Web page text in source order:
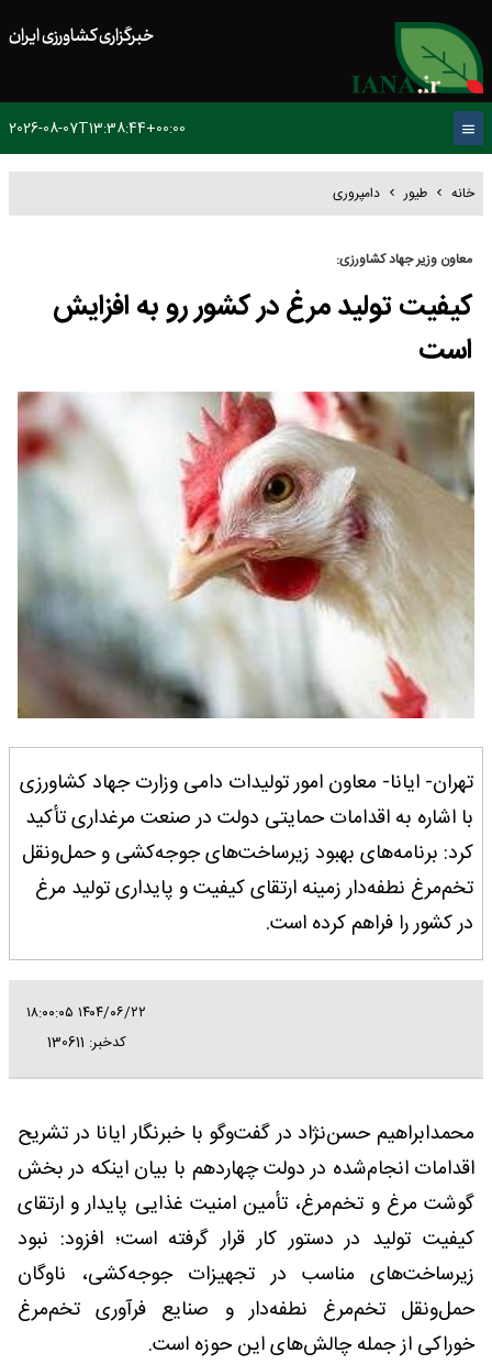
خبرگزاری کشاورزی ایران
2026-08-07T13:38:44+00:00
خانه طیور دامپروری
معاون وزیر جهاد کشاورزی:
کیفیت تولید مرغ در کشور رو به افزایش
است
تهران- ایانا- معاون امور تولیدات دامی وزارت جهاد کشاورزی
با اشاره به اقدامات حمایتی دولت در صنعت مرغداری تأکید
کرد: برنامه‌های بهبود زیرساخت‌های جوجه‌کشی و حمل‌ونقل
تخم‌مرغ نطفه‌دار زمینه ارتقای کیفیت و پایداری تولید مرغ
در کشور را فراهم کرده است.
۱۴۰۴/۰۶/۲۲ ۱۸:۰۰:۰۵
کدخبر: 130611
محمدابراهیم حسن‌نژاد در گفت‌وگو با خبرنگار ایانا در تشریح
اقدامات انجام‌شده در دولت چهاردهم با بیان اینکه در بخش
گوشت مرغ و تخم‌مرغ، تأمین امنیت غذایی پایدار و ارتقای
کیفیت تولید در دستور کار قرار گرفته است؛ افزود: نبود
زیرساخت‌های مناسب در تجهیزات جوجه‌کشی، ناوگان
حمل‌ونقل تخم‌مرغ نطفه‌دار و صنایع فرآوری تخم‌مرغ
خوراکی از جمله چالش‌های این حوزه است.